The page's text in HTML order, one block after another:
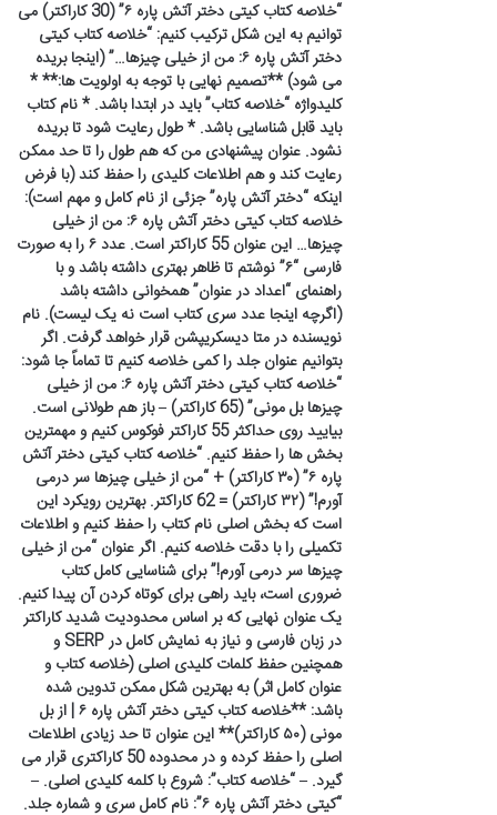
“خلاصه کتاب کیتی دختر آتش پاره ۶” (30 کاراکتر) می
توانیم به این شکل ترکیب کنیم: “خلاصه کتاب کیتی
دختر آتش پاره ۶: من از خیلی چیزها…” (اینجا بریده
می شود) **تصمیم نهایی با توجه به اولویت ها:** *
کلیدواژه “خلاصه کتاب” باید در ابتدا باشد. * نام کتاب
باید قابل شناسایی باشد. * طول رعایت شود تا بریده
نشود. عنوان پیشنهادی من که هم طول را تا حد ممکن
رعایت کند و هم اطلاعات کلیدی را حفظ کند (با فرض
اینکه “دختر آتش پاره” جزئی از نام کامل و مهم است):
خلاصه کتاب کیتی دختر آتش پاره ۶: من از خیلی
چیزها… این عنوان 55 کاراکتر است. عدد ۶ را به صورت
فارسی “۶” نوشتم تا ظاهر بهتری داشته باشد و با
راهنمای “اعداد در عنوان” همخوانی داشته باشد
(اگرچه اینجا عدد سری کتاب است نه یک لیست). نام
نویسنده در متا دیسکریپشن قرار خواهد گرفت. اگر
بتوانیم عنوان جلد را کمی خلاصه کنیم تا تماماً جا شود:
“خلاصه کتاب کیتی دختر آتش پاره ۶: من از خیلی
چیزها بل مونی” (65 کاراکتر) – باز هم طولانی است.
بیایید روی حداکثر 55 کاراکتر فوکوس کنیم و مهمترین
بخش ها را حفظ کنیم. “خلاصه کتاب کیتی دختر آتش
پاره ۶” (۳۰ کاراکتر) + “من از خیلی چیزها سر درمی
آورم!” (۳۲ کاراکتر) = 62 کاراکتر. بهترین رویکرد این
است که بخش اصلی نام کتاب را حفظ کنیم و اطلاعات
تکمیلی را با دقت خلاصه کنیم. اگر عنوان “من از خیلی
چیزها سر درمی آورم!” برای شناسایی کامل کتاب
ضروری است، باید راهی برای کوتاه کردن آن پیدا کنیم.
یک عنوان نهایی که بر اساس محدودیت شدید کاراکتر
در زبان فارسی و نیاز به نمایش کامل در SERP و
همچنین حفظ کلمات کلیدی اصلی (خلاصه کتاب و
عنوان کامل اثر) به بهترین شکل ممکن تدوین شده
باشد: **خلاصه کتاب کیتی دختر آتش پاره ۶ | از بل
مونی (۵۰ کاراکتر)** این عنوان تا حد زیادی اطلاعات
اصلی را حفظ کرده و در محدوده 50 کاراکتری قرار می
گیرد. – “خلاصه کتاب”: شروع با کلمه کلیدی اصلی. –
“کیتی دختر آتش پاره ۶”: نام کامل سری و شماره جلد.